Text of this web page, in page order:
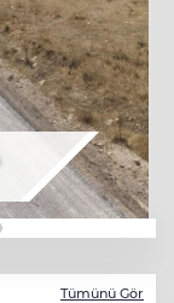
Tümünü Gör